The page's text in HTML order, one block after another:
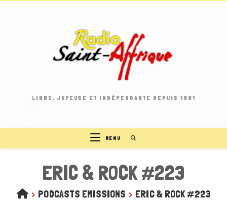
LIBRE, JOYEUSE ET INDÉPENDANTE DEPUIS 1981
MENU
ERIC & ROCK #223
> PODCASTS EMISSIONS > ERIC & ROCK #223